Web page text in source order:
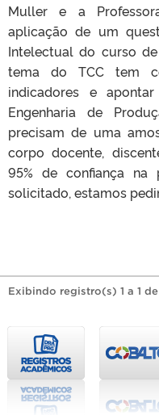
Muller e a
aplicação de um
Intelectual do curso
tema do TCC tem
indicadores e
Engenharia de
precisam de uma
corpo docente,
95% de confiança na
solicitado, estamos
Exibindo registro(s) 1 a 1